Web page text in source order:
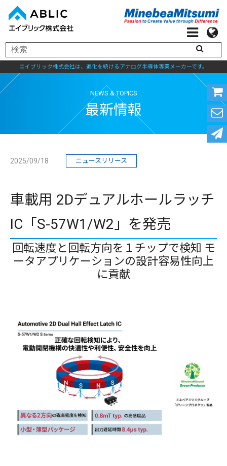
エイブリック株式会社は、進化を続けるアナログ半導体専業メーカーです。
NEWS & TOPICS
最新情報
2025/09/18 ニュースリリース
車載用 2Dデュアルホールラッチ
IC「S-57W1/W2」を発売
回転速度と回転方向を１チップで検知 モ
ータアプリケーションの設計容易性向上
に貢献